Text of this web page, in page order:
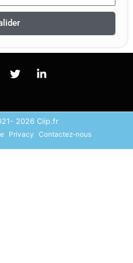
2026 Ciip.fr
Privacy Contactez-nous